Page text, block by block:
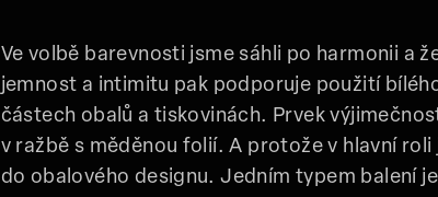
Ve volbě barevnosti jsme sáhli po harmonii a
jemnost a intimitu pak podporuje použití
částech obalů a tiskovinách. Prvek
v ražbě s měděnou folií. A protože v hlavní
do obalového designu. Jedním typem balení